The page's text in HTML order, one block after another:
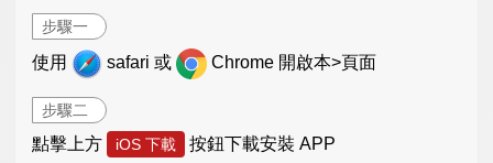
步驟一
使用 safari 或 Chrome 開啟本>頁面
步驟二
點擊上方 iOS 下載 按鈕下載安裝 APP